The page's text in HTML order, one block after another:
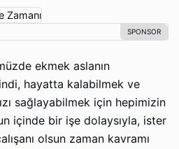
ekmek aslanın
hayatta kalabilmek ve
sağlayabilmek için hepimizin
içinde bir işe dolaysıyla, ister
olsun zaman kavramı